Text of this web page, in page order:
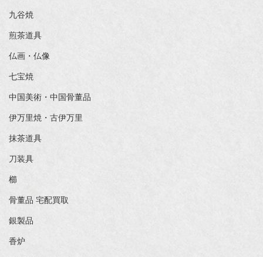
九谷焼
煎茶道具
仏画・仏像
七宝焼
中国美術・中国骨董品
伊万里焼・古伊万里
抹茶道具
刀装具
櫛
骨董品 宅配買取
銀製品
香炉